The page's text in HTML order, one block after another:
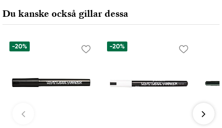
Du kanske också gillar dessa
-20% -20%